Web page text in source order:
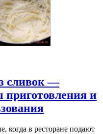
сливок —
приготовления и
когда в ресторане подают